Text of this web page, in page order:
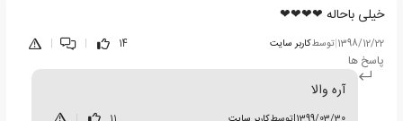
خیلی باحاله ❤❤❤❤
1398/12/22
|توسطکاربر سایت 14
|
|
پاسخ ها
آره والا